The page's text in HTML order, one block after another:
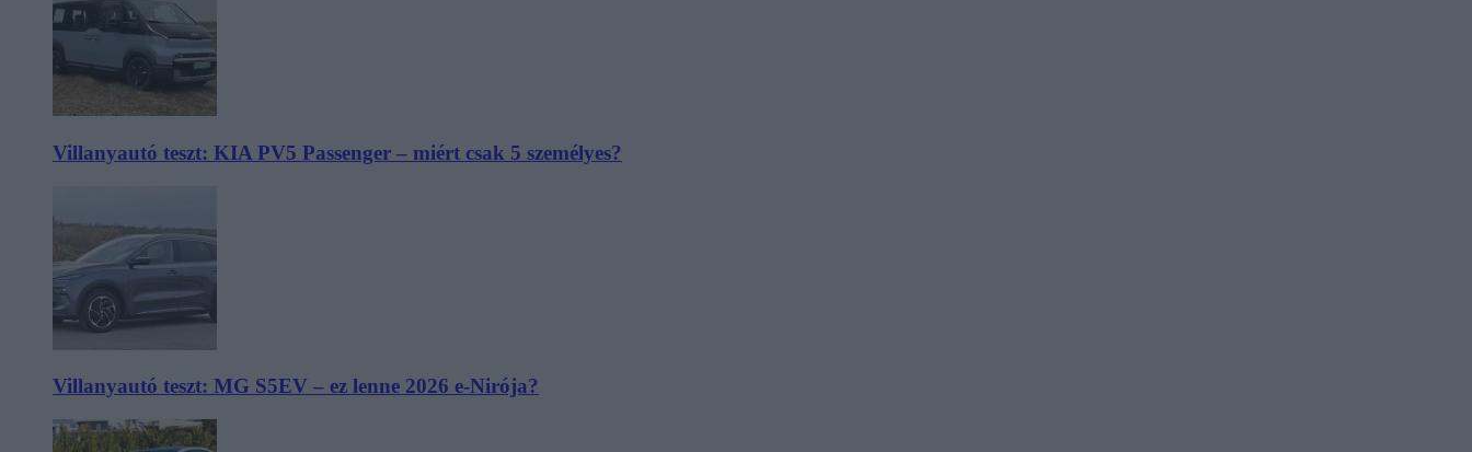
Villanyautó teszt: KIA PV5 Passenger – miért csak 5 személyes?
Villanyautó teszt: MG S5EV – ez lenne 2026 e-Nirója?